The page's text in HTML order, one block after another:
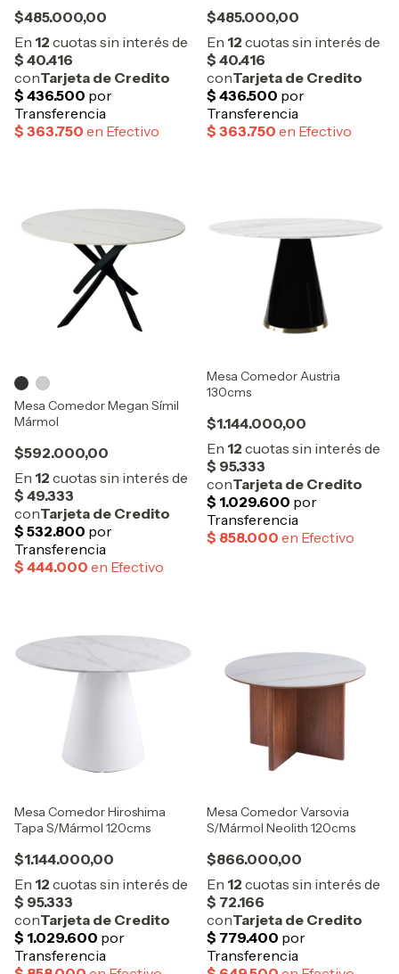
$485.000,00 $485.000,00
Mesa Comedor Megan Símil
Mármol
$592.000,00
Mesa Comedor Austria
130cms
$1.144.000,00
Mesa Comedor Hiroshima
Tapa S/Mármol 120cms
$1.144.000,00
Mesa Comedor Varsovia
S/Mármol Neolith 120cms
$866.000,00